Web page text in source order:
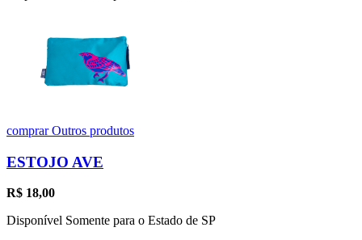
comprarOutros produtos
ESTOJO AVE
R$ 18,00
Disponível Somente para o Estado de SP